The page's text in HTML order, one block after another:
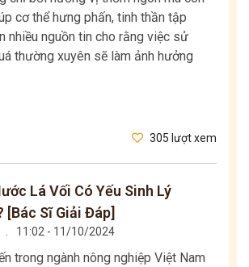
cơ thể hưng phấn, tinh thần tập
nhiều nguồn tin cho rằng việc sử
thường xuyên sẽ làm ảnh hưởng
305 lượt xem
Lá Vối Có Yếu Sinh Lý
[Bác Sĩ Giải Đáp]
. 11:02 - 11/10/2024
trong ngành nông nghiệp Việt Nam